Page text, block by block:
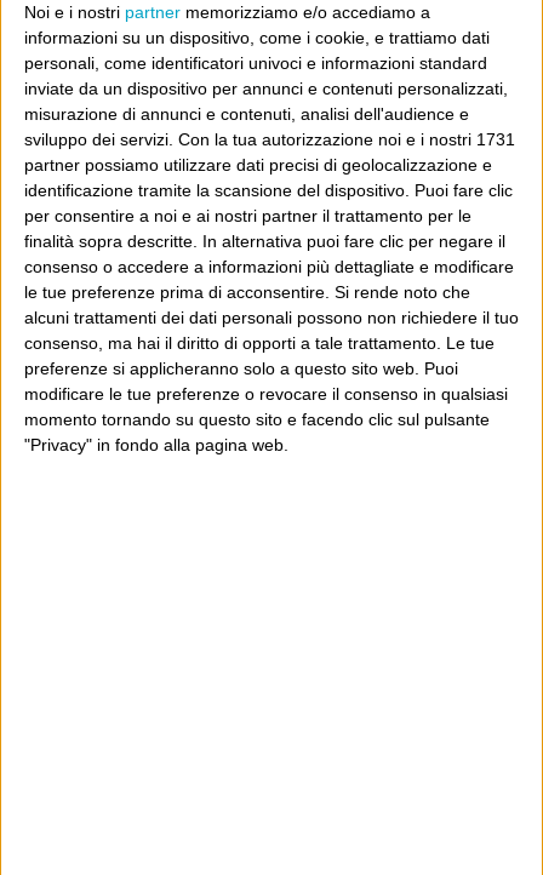
Noi e i nostri partner memorizziamo e/o accediamo a
informazioni su un dispositivo, come i cookie, e trattiamo dati
personali, come identificatori univoci e informazioni standard
inviate da un dispositivo per annunci e contenuti personalizzati,
misurazione di annunci e contenuti, analisi dell'audience e
sviluppo dei servizi. Con la tua autorizzazione noi e i nostri 1731
partner possiamo utilizzare dati precisi di geolocalizzazione e
identificazione tramite la scansione del dispositivo. Puoi fare clic
per consentire a noi e ai nostri partner il trattamento per le
finalità sopra descritte. In alternativa puoi fare clic per negare il
consenso o accedere a informazioni più dettagliate e modificare
le tue preferenze prima di acconsentire. Si rende noto che
alcuni trattamenti dei dati personali possono non richiedere il tuo
consenso, ma hai il diritto di opporti a tale trattamento. Le tue
preferenze si applicheranno solo a questo sito web. Puoi
modificare le tue preferenze o revocare il consenso in qualsiasi
momento tornando su questo sito e facendo clic sul pulsante
"Privacy" in fondo alla pagina web.
Luca Sofri Cartastampata, Vanity Fair
4 COMMENTI SU “BUONE NOTIZIE”
Sergio 5 Dicembre 2012 at 12:27
Ecco, magari la pubblicità si poteva
evitare.
Prova ad immaginare un network
privato USA che tra la risposta di